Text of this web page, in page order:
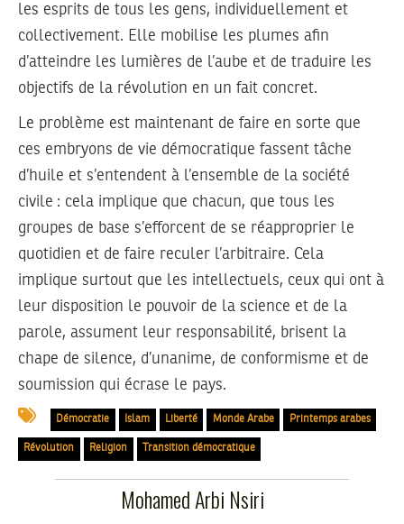
les esprits de tous les gens, individuellement et
collectivement. Elle mobilise les plumes afin
d’atteindre les lumières de l’aube et de traduire les
objectifs de la révolution en un fait concret.
Le problème est maintenant de faire en sorte que
ces embryons de vie démocratique fassent tâche
d’huile et s’entendent à l’ensemble de la société
civile : cela implique que chacun, que tous les
groupes de base s’efforcent de se réapproprier le
quotidien et de faire reculer l’arbitraire. Cela
implique surtout que les intellectuels, ceux qui ont à
leur disposition le pouvoir de la science et de la
parole, assument leur responsabilité, brisent la
chape de silence, d’unanime, de conformisme et de
soumission qui écrase le pays.
Démocratie Islam Liberté Monde Arabe Printemps arabes
Révolution Religion Transition démocratique
Mohamed Arbi Nsiri